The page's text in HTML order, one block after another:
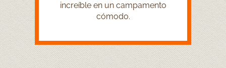
increíble en un campamento
cómodo.